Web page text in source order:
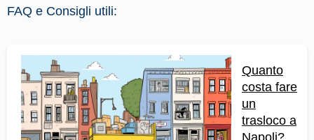
FAQ e Consigli utili:
Quanto
costa fare
un
trasloco a